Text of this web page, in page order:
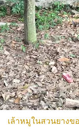
เล้าหมูในสวนยางข